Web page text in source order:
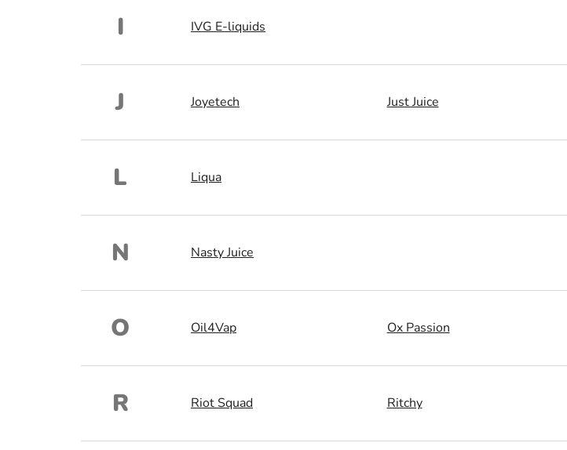
I IVG E-liquids
J Joyetech Just Juice
L Liqua
N Nasty Juice
O Oil4Vap Ox Passion
R Riot Squad Ritchy